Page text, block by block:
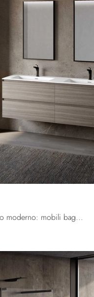
Ottieni informazioni sull'arredo bagno moderno: mobili bagno sospesi in melaminico come il modello Block System Syntesi C32 di Baxar ti attendono.